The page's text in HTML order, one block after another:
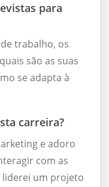
para
trabalho, os
são as suas
se adapta à
carreira?
e adoro
com as
liderei um projeto